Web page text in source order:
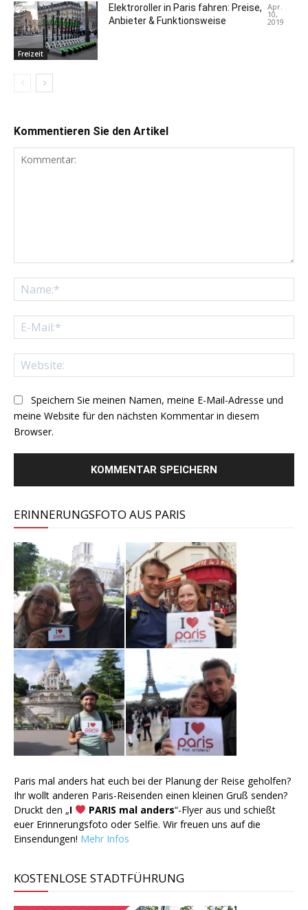
Freizeit
Elektroroller in Paris fahren: Preise,
Anbieter & Funktionsweise
Apr.
10,
2019
Kommentieren Sie den Artikel
Speichern Sie meinen Namen, meine E-Mail-Adresse und
meine Website für den nächsten Kommentar in diesem
Browser.
ERINNERUNGSFOTO AUS PARIS
Paris mal anders hat euch bei der Planung der Reise geholfen?
Ihr wollt anderen Paris-Reisenden einen kleinen Gruß senden?
Druckt den „I PARIS mal anders“-Flyer aus und schießt
euer Erinnerungsfoto oder Selfie. Wir freuen uns auf die
Einsendungen! Mehr Infos
KOSTENLOSE STADTFÜHRUNG